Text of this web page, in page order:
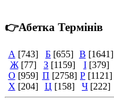
👉Абетка Термінів
А [743] Б [655] В [1641]
Ж [77] З [1159] І [379]
О [959] П [2758] Р [1121]
Х [204] Ц [158] Ч [222]